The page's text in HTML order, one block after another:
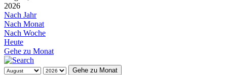
2026
Nach Jahr
Nach Monat
Nach Woche
Heute
Gehe zu Monat
Gehe zu Monat